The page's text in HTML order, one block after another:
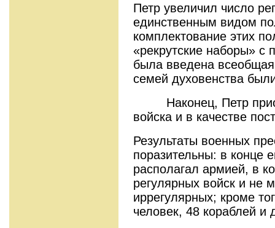
Петр увеличил число
единственным видом
комплектование этих
«рекрутские наборы»
была введена
семей духовенства
Наконец, Петр
войска и в качестве
Результаты военных
поразительны: в конце
располагал армией, в
регулярных войск и не
иррегулярных; кроме
человек, 48 кораблей и